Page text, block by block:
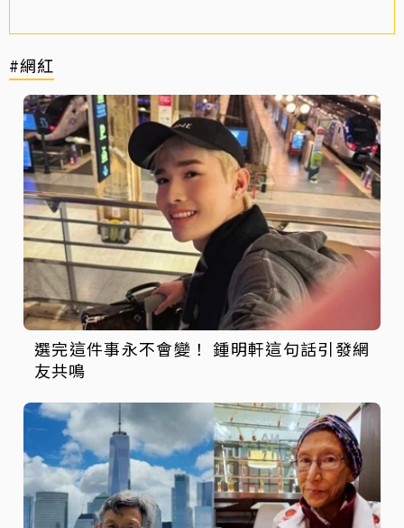
#網紅
選完這件事永不會變！ 鍾明軒這句話引發網
友共鳴